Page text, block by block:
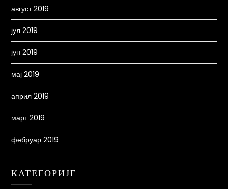
август 2019
јул 2019
јун 2019
мај 2019
април 2019
март 2019
фебруар 2019
КАТЕГОРИЈЕ